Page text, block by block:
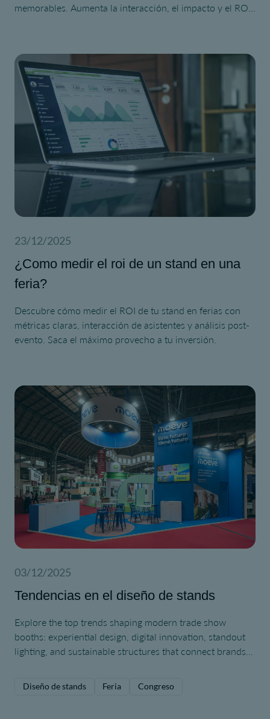
memorables. Aumenta la interacción, el impacto y el ROI
23/12/2025
¿Como medir el roi de un stand en una
feria?
Descubre cómo medir el ROI de tu stand en ferias con
métricas claras, interacción de asistentes y análisis post-
evento. Saca el máximo provecho a tu inversión.
03/12/2025
Tendencias en el diseño de stands
Explore the top trends shaping modern trade show
booths: experiential design, digital innovation, standout
lighting, and sustainable structures that connect brands
Diseño de stands Feria Congreso